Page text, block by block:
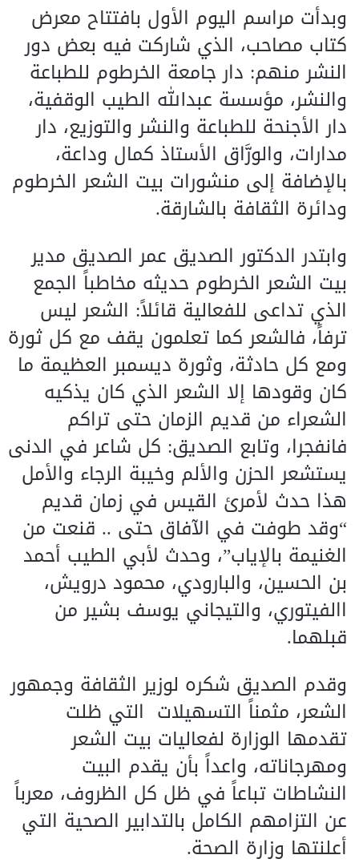
وبدأت مراسم اليوم الأول بافتتاح معرض
كتاب مصاحب، الذي شاركت فيه بعض دور
النشر منهم: دار جامعة الخرطوم للطباعة
والنشر، مؤسسة عبدالله الطيب الوقفية،
دار الأجنحة للطباعة والنشر والتوزيع، دار
مدارات، والورَّاق الأستاذ كمال وداعة،
بالإضافة إلى منشورات بيت الشعر الخرطوم
ودائرة الثقافة بالشارقة.
وابتدر الدكتور الصديق عمر الصديق مدير
بيت الشعر الخرطوم حديثه مخاطباً الجمع
الذي تداعى للفعالية قائلاً: الشعر ليس
ترفاً، فالشعر كما تعلمون يقف مع كل ثورة
ومع كل حادثة، وثورة ديسمبر العظيمة ما
كان وقودها إلا الشعر الذي كان يذكيه
الشعراء من قديم الزمان حتى تراكم
فانفجرا، وتابع الصديق: كل شاعر في الدنى
يستشعر الحزن والألم وخيبة الرجاء والأمل
هذا حدث لأمرئ القيس في زمان قديم
“وقد طوفت في الآفاق حتى .. قنعت من
الغنيمة بالإياب”، وحدث لأبي الطيب أحمد
بن الحسين، والبارودي، محمود درويش،
االفيتوري، والتيجاني يوسف بشير من
قبلهما.
وقدم الصديق شكره لوزير الثقافة وجمهور
الشعر، مثمناً التسهيلات التي ظلت
تقدمها الوزارة لفعاليات بيت الشعر
ومهرجاناته، واعداً بأن يقدم البيت
النشاطات تباعاً في ظل كل الظروف، معرباً
عن التزامهم الكامل بالتدابير الصحية التي
أعلنتها وزارة الصحة.